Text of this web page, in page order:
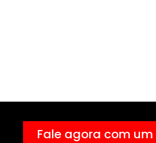
Fale agora com